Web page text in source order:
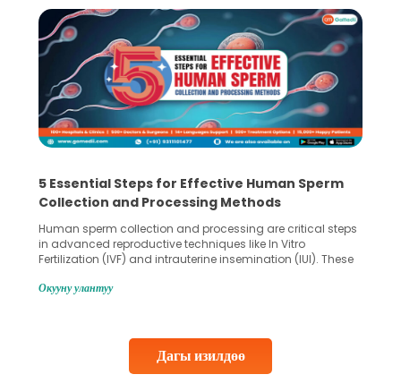
Дагы изилдөө
5 Essential Steps for Effective Human Sperm
Collection and Processing Methods
Human sperm collection and processing are critical steps
in advanced reproductive techniques like In Vitro
Fertilization (IVF) and intrauterine insemination (IUI). These
challenges and help couples achieve their dream of
collected, they process the
Окууну улантуу